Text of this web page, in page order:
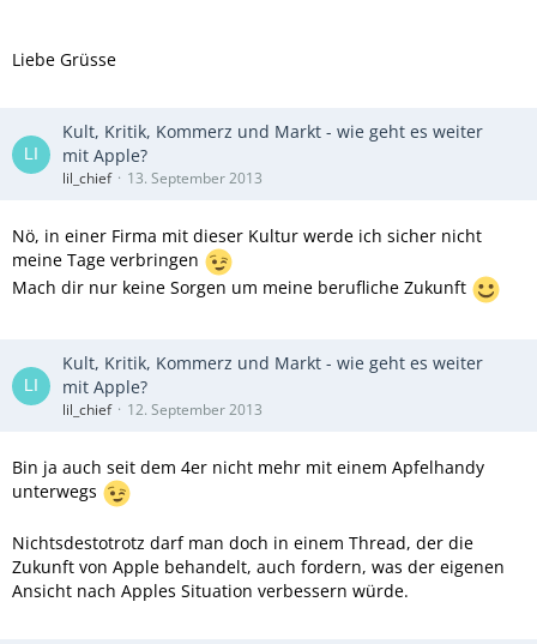
Liebe Grüsse
Kult, Kritik, Kommerz und Markt - wie geht es weiter
mit Apple?
lil_chief 13. September 2013
Nö, in einer Firma mit dieser Kultur werde ich sicher nicht
meine Tage verbringen
Mach dir nur keine Sorgen um meine berufliche Zukunft
Kult, Kritik, Kommerz und Markt - wie geht es weiter
mit Apple?
lil_chief 12. September 2013
Bin ja auch seit dem 4er nicht mehr mit einem Apfelhandy
unterwegs
Nichtsdestotrotz darf man doch in einem Thread, der die
Zukunft von Apple behandelt, auch fordern, was der eigenen
Ansicht nach Apples Situation verbessern würde.